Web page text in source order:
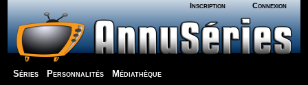
Inscription Connexion
Séries Personnalités Médiathèque